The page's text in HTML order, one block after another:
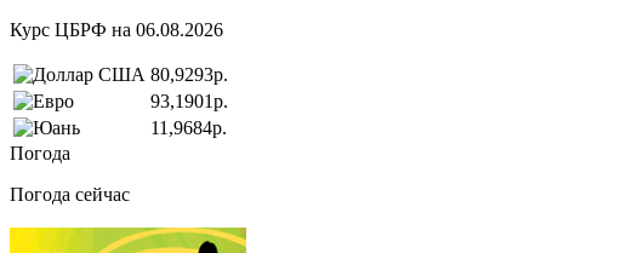
Курс ЦБРФ на 06.08.2026
80,9293р.
93,1901р.
11,9684р.
Погода
Погода сейчас